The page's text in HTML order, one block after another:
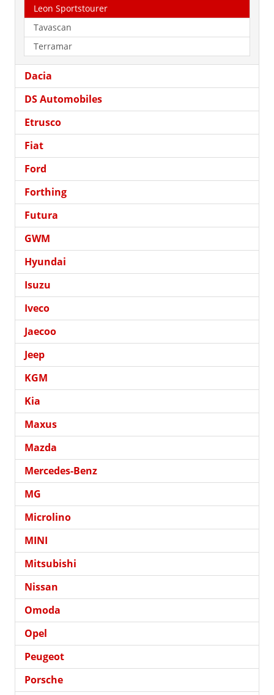
Leon Sportstourer
Tavascan
Terramar
Dacia
DS Automobiles
Etrusco
Fiat
Ford
Forthing
Futura
GWM
Hyundai
Isuzu
Iveco
Jaecoo
Jeep
KGM
Kia
Maxus
Mazda
Mercedes-Benz
MG
Microlino
MINI
Mitsubishi
Nissan
Omoda
Opel
Peugeot
Porsche